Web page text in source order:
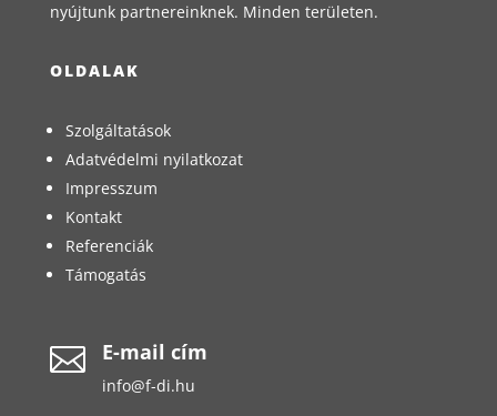
nyújtunk partnereinknek. Minden területen.
OLDALAK
Szolgáltatások
Adatvédelmi nyilatkozat
Impresszum
Kontakt
Referenciák
Támogatás
 E-mail cím
info@f-di.hu